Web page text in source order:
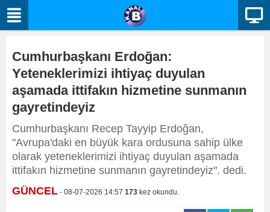
Cumhurbaşkanı Erdoğan:
Yeteneklerimizi ihtiyaç duyulan
aşamada ittifakın hizmetine sunmanın
gayretindeyiz
Cumhurbaşkanı Recep Tayyip Erdoğan,
"Avrupa'daki en büyük kara ordusuna sahip ülke
olarak yeteneklerimizi ihtiyaç duyulan aşamada
ittifakın hizmetine sunmanın gayretindeyiz". dedi.
GÜNCEL - 08-07-2026 14:57 173 kez okundu.